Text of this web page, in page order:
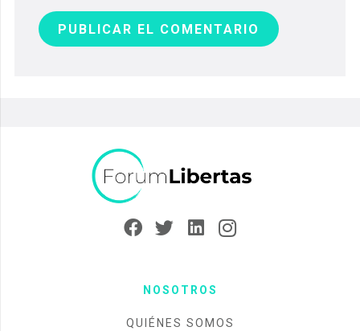
PUBLICAR EL COMENTARIO
NOSOTROS
QUIÉNES SOMOS